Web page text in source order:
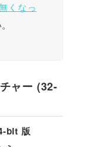
くなっ
ャー (32-
bit 版